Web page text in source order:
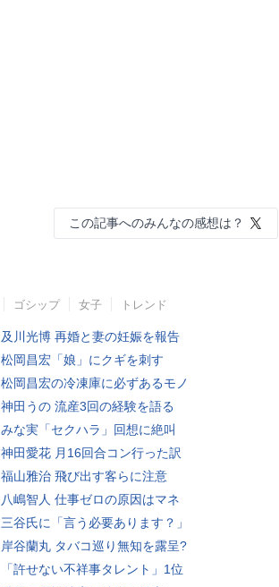
この記事へのみんなの感想は？
ゴシップ 女子 トレンド
及川光博 再婚と妻の妊娠を報告
松岡昌宏「娘」にクギを刺す
松岡昌宏の冷凍庫に必ずあるモノ
神田うの 流産3回の経験を語る
みな実「セクハラ」回想に絶叫
神田愛花 月16回合コン行った訳
福山雅治 飛び出す客らに注意
八嶋智人 仕事ゼロの原因はマネ
三谷氏に「言う必要あります？」
岸谷蘭丸 タバコ巡り無知を露呈?
「許せない不祥事タレント」1位